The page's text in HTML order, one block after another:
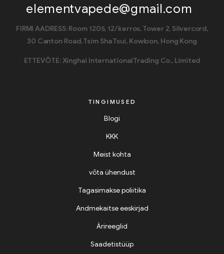
elementvapede@gmail.com
FIRMI AADRESS: Room 1205, 12/kerros, Tower 2, Silvercord,
30 Canton Road, Tsim Sha Tsui, Kowloon, Hong Kong
ETTEVÕTE: Xinghai International Trading Co., Limited
TINGIMUSED
Blogi
KKK
Meist kohta
võta ühendust
Tagasimakse poliitika
Andmekaitse eeskirjad
Ärireeglid
Saadetistüüp